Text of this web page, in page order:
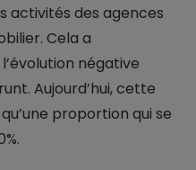
activités des agences
Cela a
négative
Aujourd’hui, cette
proportion qui se